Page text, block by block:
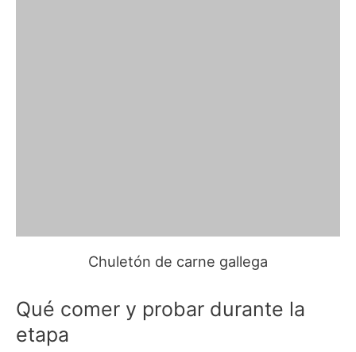
Chuletón de carne gallega
Qué comer y probar durante la
etapa